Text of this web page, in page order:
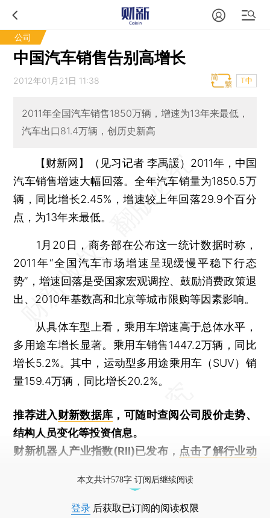
公司
中国汽车销售告别高增长
2012年01月21日 11:38 T中
2011年全国汽车销售1850万辆，增速为13年来最低，
汽车出口81.4万辆，创历史新高
【财新网】（见习记者 李禹諼） 2011年，中国
汽车销售增速大幅回落。全年汽车销量为1850.5万
辆，同比增长2.45%，增速较上年回落29.9个百分
点，为13年来最低。
1月20日，商务部在公布这一统计数据时称，
2011年“全国汽车市场增速呈现缓慢平稳下行态
势”，增速回落是受国家宏观调控、鼓励消费政策退
出、2010年基数高和北京等城市限购等因素影响。
从具体车型上看，乘用车增速高于总体水平，
多用途车增长显著。乘用车销售1447.2万辆，同比
增长5.2%。其中，运动型多用途乘用车（SUV）销
量159.4万辆，同比增长20.2%。
推荐进入财新数据库 ，可随时查阅公司股价走势、
结构人员变化等投资信息。
财新机器人产业指数(RII)已发布， 点击了解行业动
本文共计578字 订阅后继续阅读
登录 后获取已订阅的阅读权限